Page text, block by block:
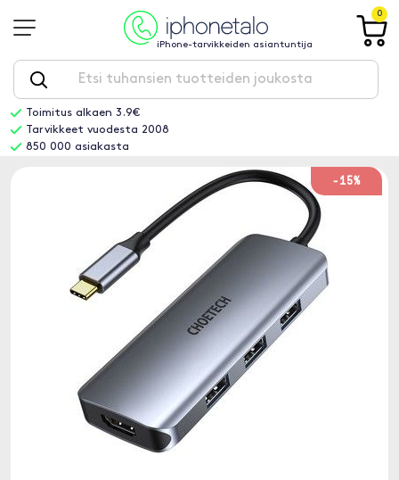
iPhone-tarvikkeiden asiantuntija
0
Toimitus alkaen 3.9€
Tarvikkeet vuodesta 2008
850 000 asiakasta
-15%